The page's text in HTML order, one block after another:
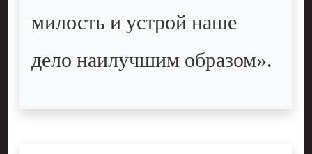
милость и устрой наше
дело наилучшим образом».